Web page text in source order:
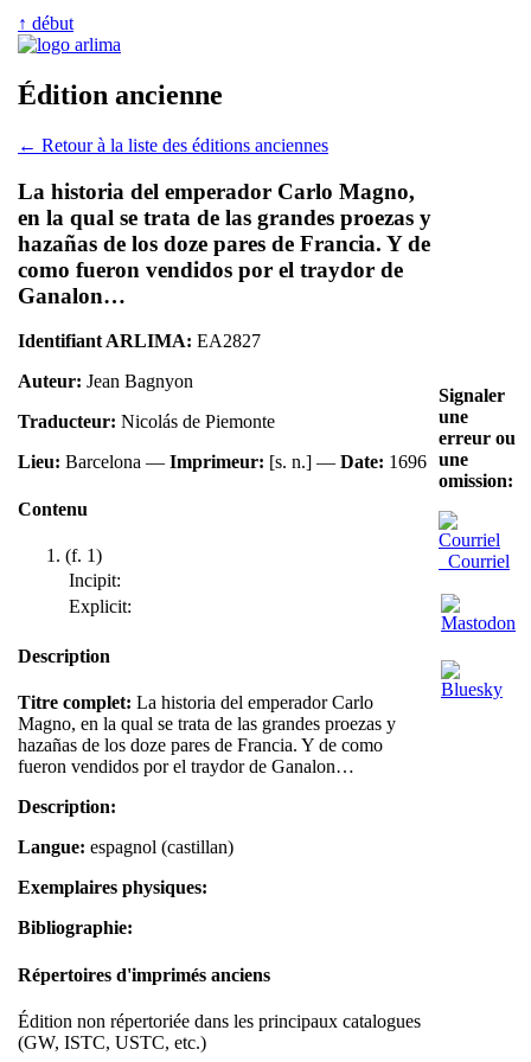
↑ début
Édition ancienne
← Retour à la liste des éditions anciennes
La historia del emperador Carlo Magno,
en la qual se trata de las grandes proezas y
hazañas de los doze pares de Francia. Y de
como fueron vendidos por el traydor de
Ganalon…
Identifiant ARLIMA: EA2827
Auteur: Jean Bagnyon
Traducteur: Nicolás de Piemonte
Lieu: Barcelona — Imprimeur: [s. n.] — Date: 1696
Contenu
(f. 1)
Incipit:
Explicit:
Description
Titre complet: La historia del emperador Carlo
Magno, en la qual se trata de las grandes proezas y
hazañas de los doze pares de Francia. Y de como
fueron vendidos por el traydor de Ganalon…
Description:
Langue: espagnol (castillan)
Exemplaires physiques:
Bibliographie:
Répertoires d'imprimés anciens
Édition non répertoriée dans les principaux catalogues
(GW, ISTC, USTC, etc.)
Signaler
une
erreur ou
une
omission:
Courriel